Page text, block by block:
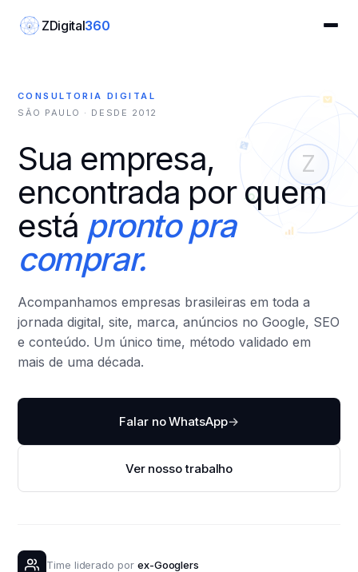
Z ZDigital360
Z
CONSULTORIA DIGITAL
SÃO PAULO · DESDE 2012
Sua empresa,
encontrada por quem
está pronto pra
comprar.
Acompanhamos empresas brasileiras em toda a
jornada digital, site, marca, anúncios no Google, SEO
e conteúdo. Um único time, método validado em
mais de uma década.
Falar no WhatsApp→
Ver nosso trabalho
Time liderado por ex-Googlers